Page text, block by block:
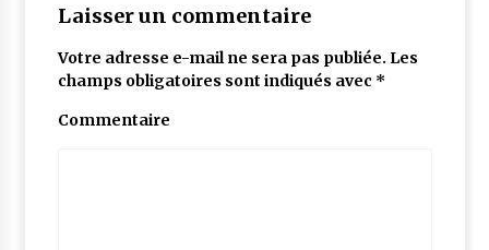
Laisser un commentaire
Votre adresse e-mail ne sera pas publiée. Les
champs obligatoires sont indiqués avec *
Commentaire